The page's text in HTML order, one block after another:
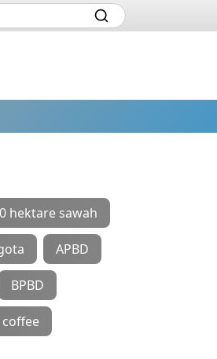
hektare sawah
APBD
BPBD
coffee